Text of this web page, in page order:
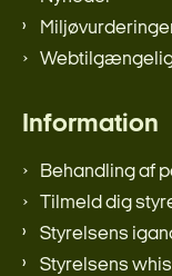
Miljøvurderinger
Information
Behandling af
Tilmeld dig
Styrelsens
Styrelsens